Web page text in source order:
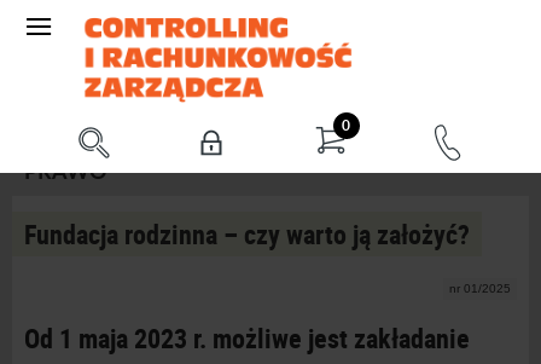
0
PRAWO
Fundacja rodzinna – czy warto ją założyć?
nr 01/2025
Od 1 maja 2023 r. możliwe jest zakładanie